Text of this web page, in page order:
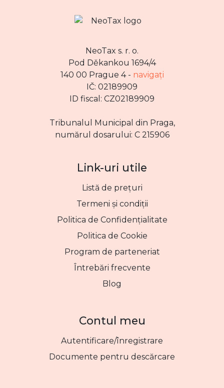
NeoTax s. r. o.
Pod Děkankou 1694/4
140 00 Prague 4 - navigați
IČ: 02189909
ID fiscal: CZ02189909
Tribunalul Municipal din Praga,
numărul dosarului: C 215906
Link-uri utile
Listă de prețuri
Termeni și condiții
Politica de Confidențialitate
Politica de Cookie
Program de parteneriat
Întrebări frecvente
Blog
Contul meu
Autentificare/înregistrare
Documente pentru descărcare